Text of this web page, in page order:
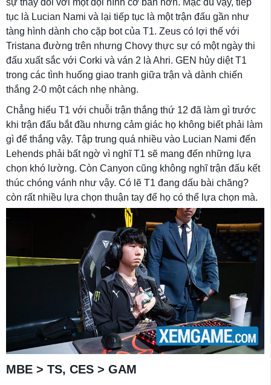
sự thay đổi với một đội hình cơ bản hơn. Mặc dù vậy, tiếp
tục là Lucian Nami và lại tiếp tục là một trận đấu gần như
tàng hình dành cho cặp bot của T1. Zeus có lợi thế với
Tristana đường trên nhưng Chovy thực sự có một ngày thi
đấu xuất sắc với Corki và ván 2 là Ahri. GEN hủy diệt T1
trong các tình huống giao tranh giữa trận và dành chiến
thắng 2-0 một cách nhẹ nhàng.
Chẳng hiểu T1 với chuỗi trận thắng thứ 12 đã làm gì trước
khi trận đấu bắt đầu nhưng cảm giác họ không biết phải làm
gì để thắng vậy. Tập trung quá nhiều vào Lucian Nami đến
Lehends phải bất ngờ vì nghĩ T1 sẽ mang đến những lựa
chọn khó lường. Còn Canyon cũng không nghĩ trận đấu kết
thúc chóng vánh như vậy. Có lẽ T1 đang dấu bài chăng?
còn rất nhiều lựa chọn thuận tay để họ có thể lựa chọn mà.
MBE > TS, CES > GAM